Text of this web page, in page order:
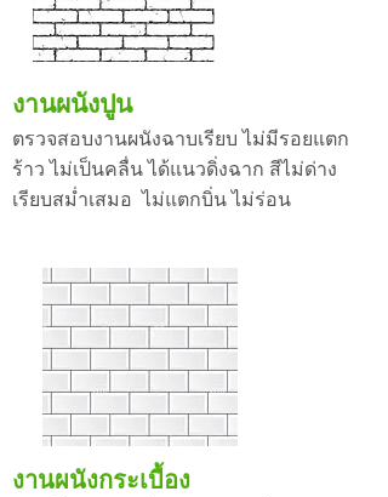
งานผนังปูน
ตรวจสอบงานผนังฉาบเรียบ ไม่มีรอยแตก
ร้าว ไม่เป็นคลื่น ได้แนวดิ่งฉาก สีไม่ด่าง
เรียบสม่ำเสมอ ไม่แตกบิ่น ไม่ร่อน
งานผนังกระเบื้อง